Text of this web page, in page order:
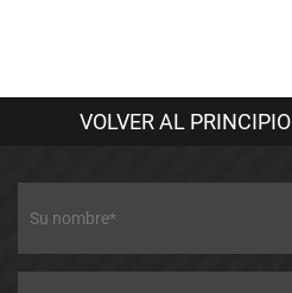
VOLVER AL PRINCIPIO